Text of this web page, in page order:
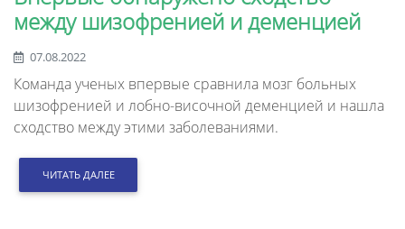
между шизофренией и деменцией
07.08.2022
Команда ученых впервые сравнила мозг больных
шизофренией и лобно-височной деменцией и нашла
сходство между этими заболеваниями.
ЧИТАТЬ ДАЛЕЕ